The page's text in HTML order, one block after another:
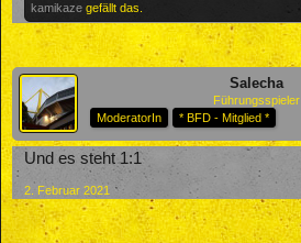
kamikaze gefällt das.
Salecha
Führungsspieler
ModeratorIn
* BFD - Mitglied *
Und es steht 1:1
2. Februar 2021